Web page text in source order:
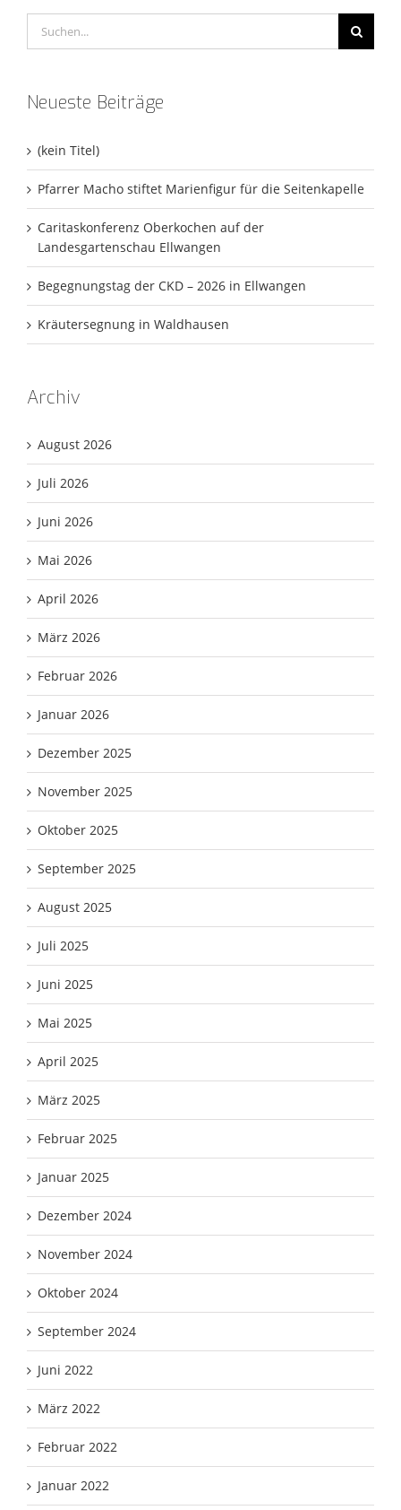
nach:
Neueste Beiträge
(kein Titel)
Pfarrer Macho stiftet Marienfigur für die Seitenkapelle
Caritaskonferenz Oberkochen auf der
Landesgartenschau Ellwangen
Begegnungstag der CKD – 2026 in Ellwangen
Kräutersegnung in Waldhausen
Archiv
August 2026
Juli 2026
Juni 2026
Mai 2026
April 2026
März 2026
Februar 2026
Januar 2026
Dezember 2025
November 2025
Oktober 2025
September 2025
August 2025
Juli 2025
Juni 2025
Mai 2025
April 2025
März 2025
Februar 2025
Januar 2025
Dezember 2024
November 2024
Oktober 2024
September 2024
Juni 2022
März 2022
Februar 2022
Januar 2022